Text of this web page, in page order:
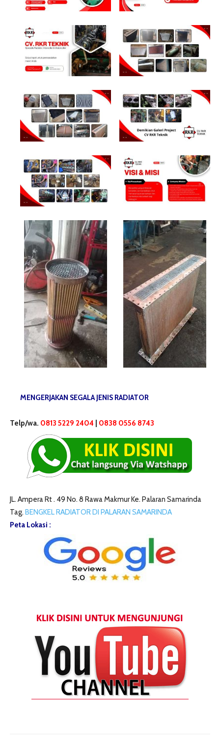
MENGERJAKAN SEGALA JENIS RADIATOR
Telp/wa. 0813 5229 2404 0838 0556 8743
JL. Ampera Rt . 49 No. 8 Rawa Makmur Ke. Palaran Samarinda
Tag. BENGKEL RADIATOR DI PALARAN SAMARINDA
Peta Lokasi :